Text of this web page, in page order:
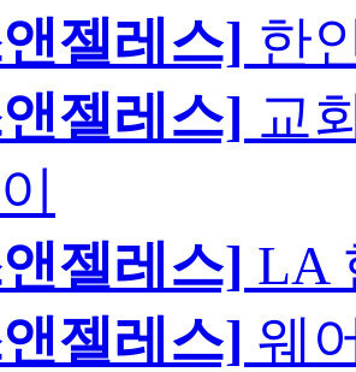
젤레스] 한
젤레스] 교
젤레스] LA
젤레스] 웨